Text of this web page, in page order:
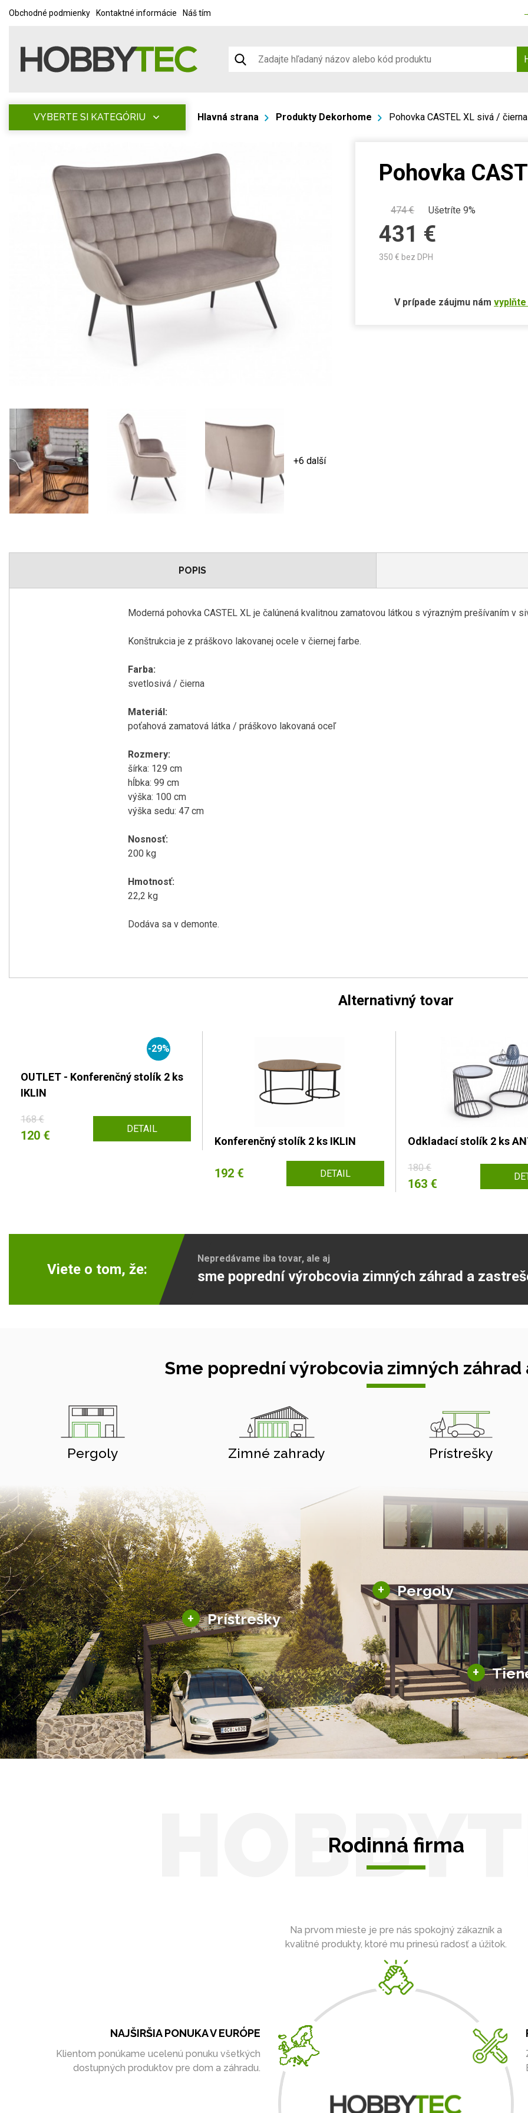
Obchodné podmienky Kontaktné informácie Náš tím
VYBERTE SI KATEGÓRIU Hlavná strana Produkty Dekorhome Pohovka CASTEL XL sivá / čierna
+6 další
Pohovka
474€ Ušetríte 9%
431 €
350 € bez DPH
V prípade záujmu nám
POPIS
Moderná pohovka CASTEL XL je čalúnená kvalitnou zamatovou látkou s výrazným prešívaním v
Konštrukcia je z práškovo lakovanej ocele v čiernej farbe.
Farba:
svetlosivá / čierna
Materiál :
poťahová zamatová látka / práškovo lakovaná oceľ
Rozmery:
šírka: 129 cm
hĺbka: 99 cm
výška: 100 cm
výška sedu: 47 cm
Nosnosť:
200 kg
Hmotnosť:
22,2 kg
Dodáva sa v demonte.
Alternativný tovar
-29%
OUTLET - Konferenčný stolík 2 ks
IKLIN
168 €
120 € DETAIL
Konferenčný stolík 2 ks IKLIN
192 € DETAIL
Odkladací stolík 2 ks
180 €
163 €
Viete o tom, že:
Nepredávame iba tovar, ale aj
sme poprední výrobcovia zimných záhrad a
Sme poprední výrobcovia zimných záhrad
Pergoly Zimné zahrady Prístrešky
+ Pergoly
Hliníkové pergoly
Bioklimatické pergoly
Altány a zastrešenie
Solárne pergoly
+ Prístrešky
Hliníkové prístrešky
Solárne prístrešky pre auto
+
Tienenie
Zasklenie
Rodinná firma
Na prvom mieste je pre nás spokojný zákazník a
kvalitné produkty, ktoré mu prinesú radosť a úžitok.
NAJŠIRŠIA PONUKA V EURÓPE
Klientom ponúkame ucelenú ponuku všetkých
dostupných produktov pre dom a záhradu.